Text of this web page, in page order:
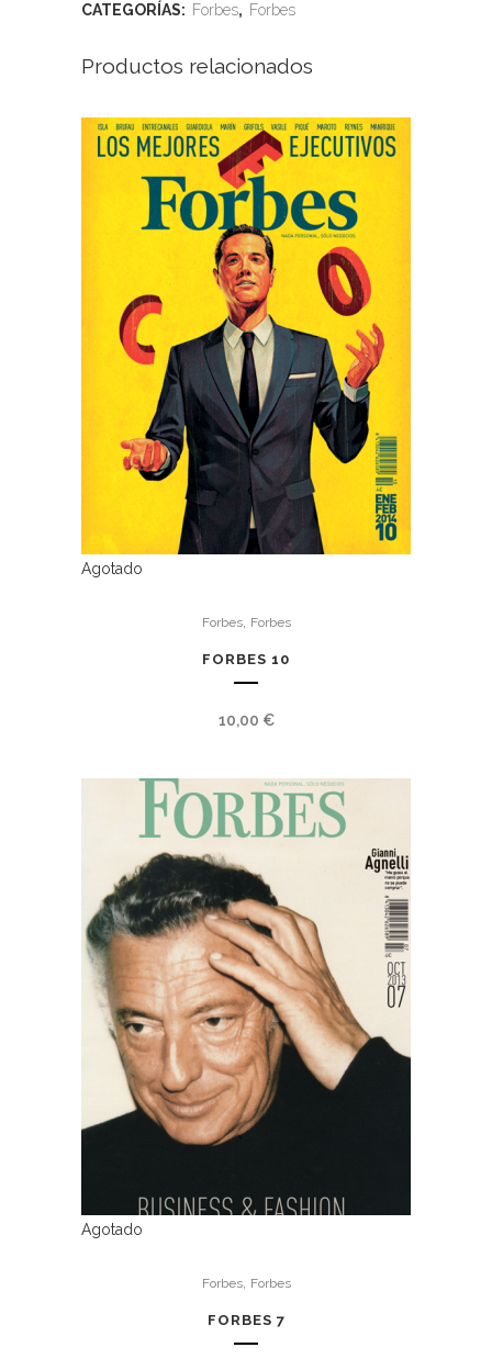
CATEGORÍAS: Forbes, Forbes
Productos relacionados
Agotado
Forbes, Forbes
FORBES 10
10,00 €
Agotado
Forbes, Forbes
FORBES 7